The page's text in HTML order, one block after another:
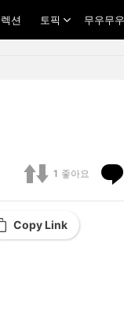
션 토픽 무우무
1 좋아요
Copy Link